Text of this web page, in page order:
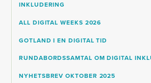
INKLUDERING
ALL DIGITAL WEEKS 2026
GOTLAND I EN DIGITAL TID
RUNDABORDSSAMTAL OM DIGITAL
NYHETSBREV OKTOBER 2025